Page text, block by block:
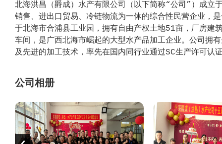
北海洪昌（爵成）水产有限公司（以下简称“公司”）成立
销售、进出口贸易、冷链物流为一体的综合性民营企业，
于北海市合浦县工业园，拥有自由产权土地51亩，厂房
车间，是广西北海市崛起的大型水产品加工企业。公司拥
及先进的加工技术，率先在国内同行业通过SC生产许可
争激烈的市场中占据了重要的一席之地。
公司自成立至今十多年来，公司一直致力于扎根水产品的
牌：洪昌兄弟、红红佳、爵成、汇珍鲜、泓湖鲜客。我们
个省市地区，已与众多知名企业、连锁美食餐饮、超市及
公司高度重视员工的职业发展，提供丰富的培训和晋升机
供极具竞争力的薪酬福利体系，不仅有优厚的薪资待遇，
公司相册